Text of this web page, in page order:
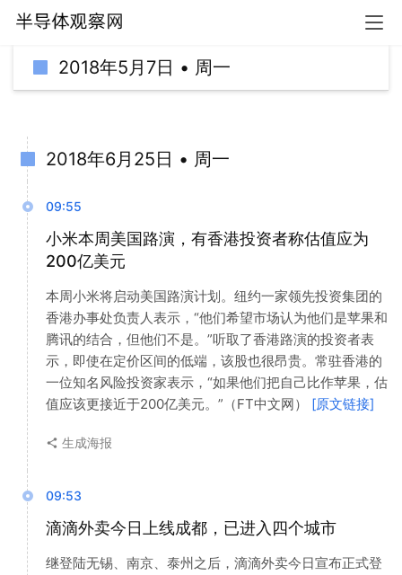
快讯
2018年6月25日 • 周一
09:55
小米本周美国路演，有香港投资者称估值应为
200亿美元
本周小米将启动美国路演计划。纽约一家领先投资集团的
香港办事处负责人表示，“他们希望市场认为他们是苹果和
腾讯的结合，但他们不是。”听取了香港路演的投资者表
示，即使在定价区间的低端，该股也很昂贵。常驻香港的
一位知名风险投资家表示，“如果他们把自己比作苹果，估
值应该更接近于200亿美元。”（FT中文网） [原文链接]
生成海报
09:53
滴滴外卖今日上线成都，已进入四个城市
继登陆无锡、南京、泰州之后，滴滴外卖今日宣布正式登
2018年5月7日 • 周一